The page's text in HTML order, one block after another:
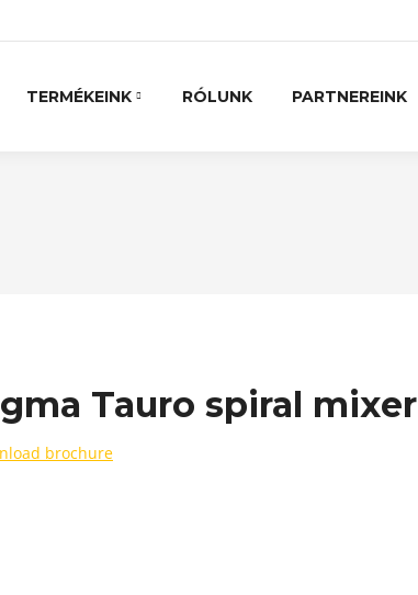
TERMÉKEINK RÓLUNK PARTNEREINK
Tauro spiral mixer
brochure